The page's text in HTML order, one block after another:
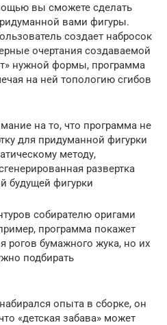
вы сможете сделать
вами фигуры.
создает набросок
очертания создаваемой
нужной формы, программа
на ней топологию сгибов
на то, что программа не
для придуманной фигурки
методу,
развертка
будущей фигурки
собирателю оригами
программа покажет
рогов бумажного жука, но их
подбирать
опыта в сборке, он
«детская забава» может